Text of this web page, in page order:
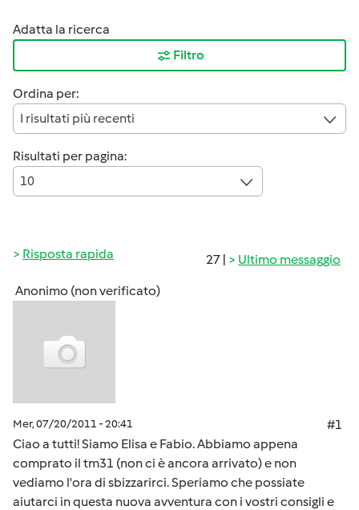
Adatta la ricerca
Filtro
Ordina per:
I risultati più recenti
Risultati per pagina:
10
27 | Ultimo messaggio
Risposta rapida
Anonimo (non verificato)
Mer, 07/20/2011 - 20:41
#1
Ciao a tutti! Siamo Elisa e Fabio. Abbiamo appena
comprato il tm31 (non ci è ancora arrivato) e non
vediamo l'ora di sbizzarirci. Speriamo che possiate
aiutarci in questa nuova avventura con i vostri consigli e